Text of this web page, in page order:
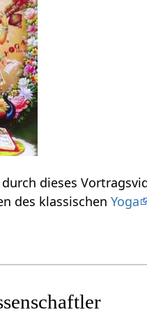
Einige Informationen zum Thema Wissenschaftler‏‎ durch dieses
des klassischenYoga